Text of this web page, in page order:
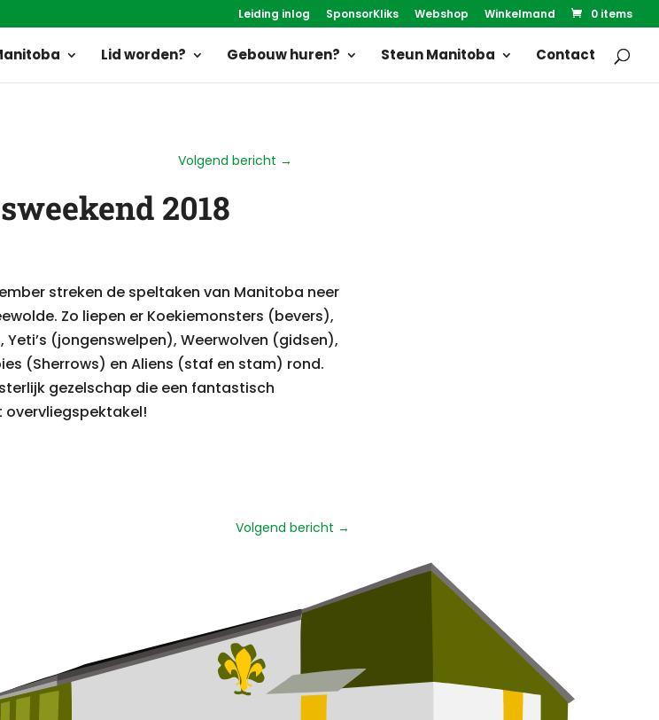
Leiding inlog SponsorKliks Webshop Winkelmand 0 items
Lid worden? Gebouw huren? Steun Manitoba Contact
Volgend bericht →
2018
streken de speltaken van Manitoba neer
Zo liepen er Koekiemonsters (bevers),
(jongenswelpen), Weerwolven (gidsen),
(Sherrows) en Aliens (staf en stam) rond.
gezelschap die een fantastisch
overvliegspektakel!
Volgend bericht →